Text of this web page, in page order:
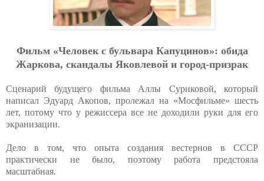
Фильм «Человек с бульвара Капуцинов»: обида
Жаркова, скандалы Яковлевой и город-призрак
Сценарий будущего фильма Аллы Суриковой, который
написал Эдуард Акопов, пролежал на «Мосфильме» шесть
лет, потому что у режиссера все не доходили руки для его
экранизации.
Дело в том, что опыта создания вестернов в СССР
практически не было, поэтому работа предстояла
масштабная.